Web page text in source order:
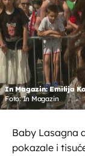
In Magazin: Emilija
Foto: In Magazin
Baby Lasagna
pokazale i